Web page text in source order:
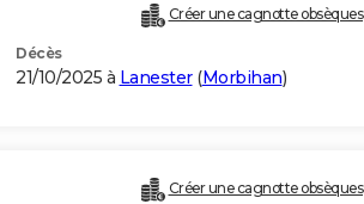
Créer une cagnotte obsèques
Décès
21/10/2025 à Lanester(Morbihan)
Créer une cagnotte obsèques